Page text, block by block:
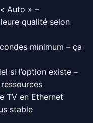
Auto » –
qualité selon
minimum – ça
si l’option existe –
TV en Ethernet
stable